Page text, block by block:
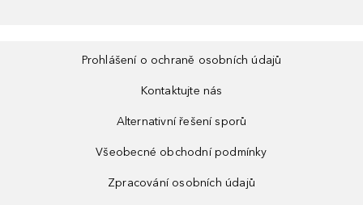
Prohlášení o ochraně osobních údajů
Kontaktujte nás
Alternativní řešení sporů
Všeobecné obchodní podmínky
Zpracování osobních údajů